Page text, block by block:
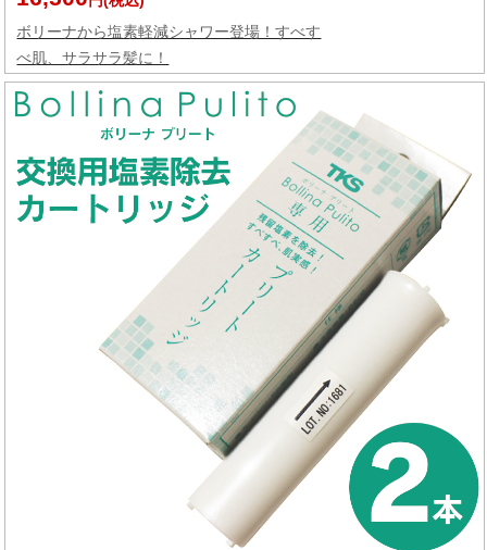
ボリーナから塩素軽減シャワー登場！すべす
べ肌、サラサラ髪に！